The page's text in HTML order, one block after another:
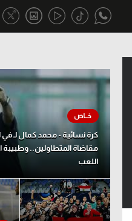
أقسام خاصة
Gamers
تحقيق في الجول
تحليل في الجول
حكايات في الجول
كرة نسائية - محمد كمال لـ
مقاضاة المتطاولين.. وطبيبة
اللعب